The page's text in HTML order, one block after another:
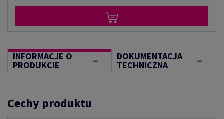
INFORMACJE O
PRODUKCIE
DOKUMENTACJA
TECHNICZNA
Cechy produktu